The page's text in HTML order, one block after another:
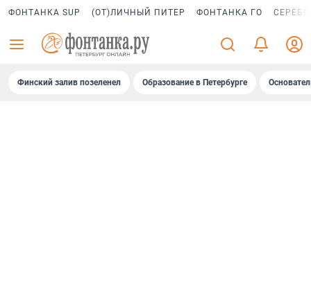
ФОНТАНКА SUP (ОТ)ЛИЧНЫЙ ПИТЕР ФОНТАНКА ГО
Финский залив позеленел Образование в Петербурге